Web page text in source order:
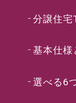
分譲住宅
基本仕様
選べる6